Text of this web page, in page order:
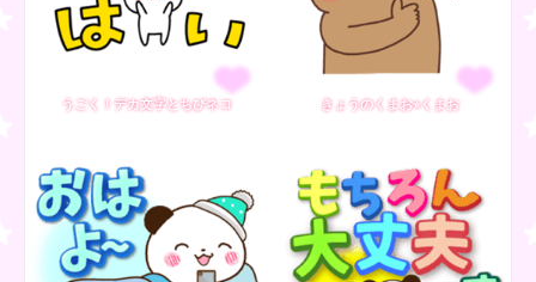
うごく！デカ文字とちびネコ きょうのくまお⭐︎くまお